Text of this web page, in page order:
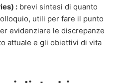
: brevi sintesi di quanto
utili per fare il punto
evidenziare le discrepanze
attuale e gli obiettivi di vita